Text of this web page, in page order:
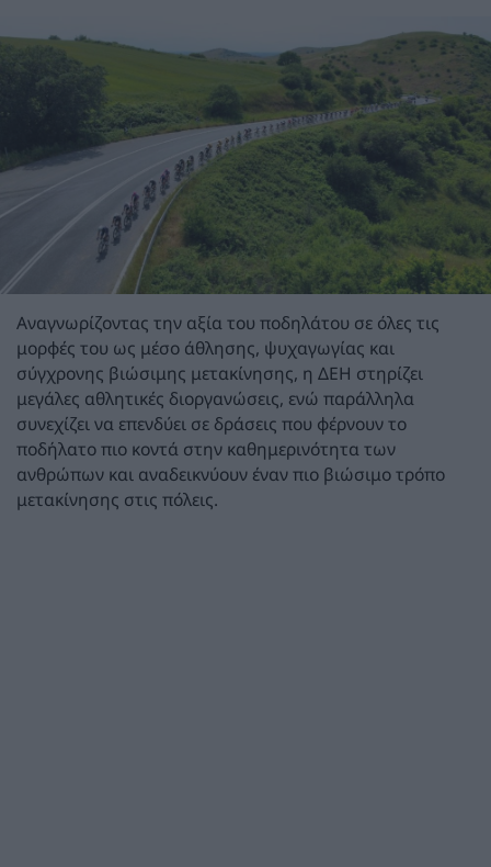
Αναγνωρίζοντας την αξία του ποδηλάτου σε όλες τις
μορφές του ως μέσο άθλησης, ψυχαγωγίας και
σύγχρονης βιώσιμης μετακίνησης, η ΔΕΗ στηρίζει
μεγάλες αθλητικές διοργανώσεις, ενώ παράλληλα
συνεχίζει να επενδύει σε δράσεις που φέρνουν το
ποδήλατο πιο κοντά στην καθημερινότητα των
ανθρώπων και αναδεικνύουν έναν πιο βιώσιμο τρόπο
μετακίνησης στις πόλεις.